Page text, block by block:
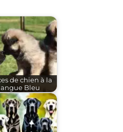
de chien à la
Bleu